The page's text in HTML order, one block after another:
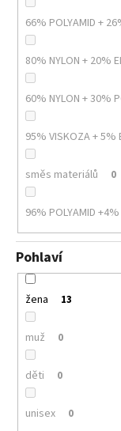
66% POLYAMID +
80% NYLON + 20%
60% NYLON + 30%
95% VISKOZA + 5%
směs materiálů 0
96% POLYAMID
Pohlaví
žena 13
muž 0
děti 0
unisex 0